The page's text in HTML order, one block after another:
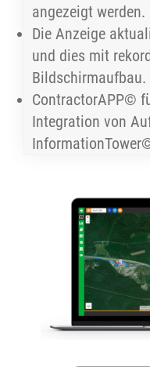
angezeigt werden.
Die Anzeige
und dies mit
Bildschirmaufbau.
ContractorAPP©
Integration von